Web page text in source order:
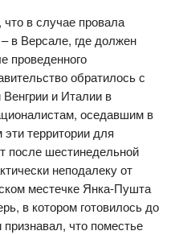
в случае провала
в Версале, где должен
проведенного
обратилось с
Венгрии и Италии в
оседавшим в
территории для
после шестинедельной
неподалеку от
местечке Янка-Пушта
в котором готовилось до
что поместье